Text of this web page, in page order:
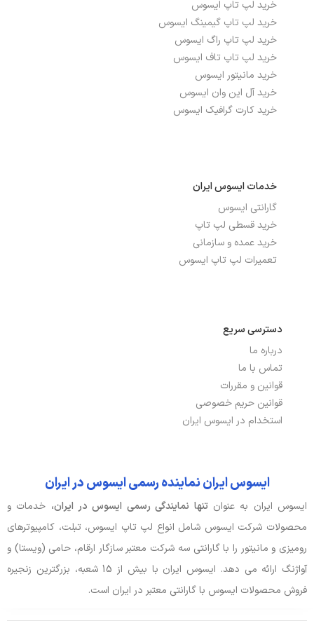
درگاه‌ها، ارتباطات و شبکه
بلوتوث
تعداد پورت USB 2.0 2
پورت HDMI
پورت USB TYPE-C
توضیحات باتری
نوع باتری
صدا و دوربین
وبکم دارد
ورودی، کنترل و حسگرها
خرید لپ تاپ ایسوس
خرید لپ تاپ گیمینگ ایسوس
خرید لپ تاپ راگ ایسوس
خرید لپ تاپ تاف ایسوس
خرید مانیتور ایسوس
خرید آل این وان ایسوس
خرید کارت گرافیک ایسوس
خدمات ایسوس ایران
گارانتی ایسوس
خرید قسطی لپ تاپ
خرید عمده و سازمانی
تعمیرات لپ تاپ ایسوس
دسترسی سریع
درباره ما
تماس با ما
قوانین و مقررات
قوانین حریم خصوصی
استخدام در ایسوس ایران
ایسوس ایران نماینده رسمی ایسوس در ایران
ایسوس ایران به عنوان تنها نمایندگی رسمی ایسوس در ایران، خدمات و
محصولات شرکت ایسوس شامل انواع لپ تاپ ایسوس، تبلت، کامپیوترهای
رومیزی و مانیتور را با گارانتی سه شرکت معتبر سازگار ارقام، حامی (ویستا) و
آواژنگ ارائه می دهد. ایسوس ایران با بیش از 15 شعبه، بزرگترین زنجیره
فروش محصولات ایسوس با گارانتی معتبر در ایران است.